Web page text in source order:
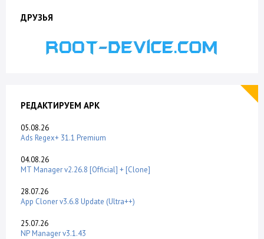
ДРУЗЬЯ
РЕДАКТИРУЕМ APK
05.08.26
Ads Regex+ 31.1 Premium
04.08.26
MT Manager v2.26.8 [Official] + [Clone]
28.07.26
App Cloner v3.6.8 Update (Ultra++)
25.07.26
NP Manager v3.1.43